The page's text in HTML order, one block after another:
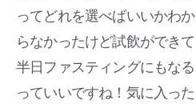
ってどれを選べばいいかわか
らなかったけど試飲ができて
半日ファスティングにもなる
っていいですね！気に入った